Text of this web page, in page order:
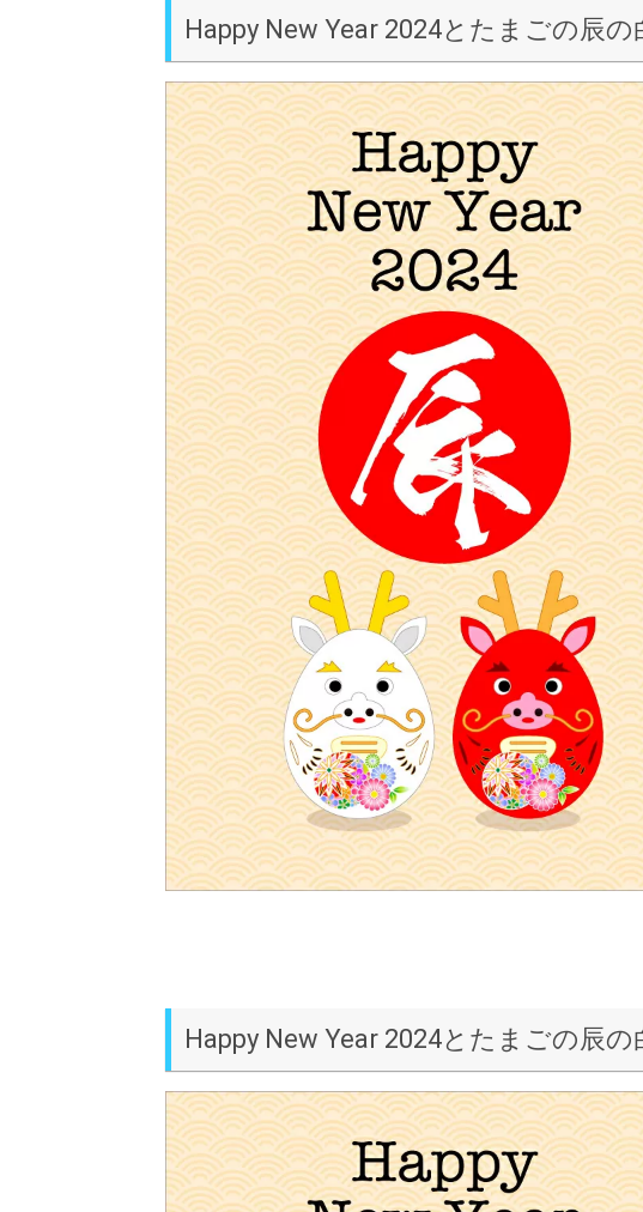
Happy New Year 2024とたまごの辰の
Happy New Year 2024とたまごの辰の